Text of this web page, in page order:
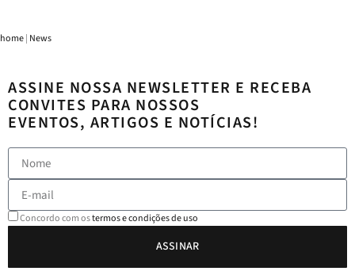
home| News
ASSINE NOSSA NEWSLETTER E RECEBA
CONVITES PARA NOSSOS
EVENTOS, ARTIGOS E NOTÍCIAS!
Concordo com ostermos e condições de uso
ASSINAR